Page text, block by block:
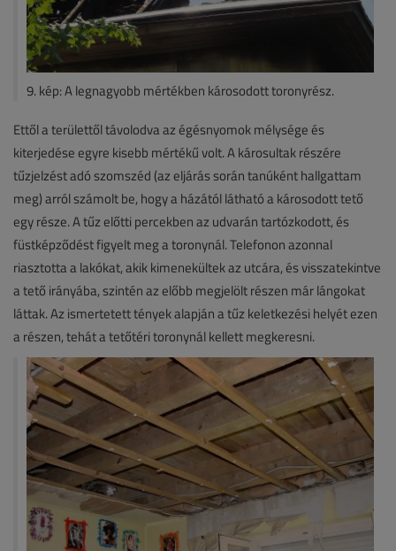
9. kép: A legnagyobb mértékben károsodott toronyrész.
Ettől a területtől távolodva az égésnyomok mélysége és
kiterjedése egyre kisebb mértékű volt. A károsultak részére
tűzjelzést adó szomszéd (az eljárás során tanúként hallgattam
meg) arról számolt be, hogy a házától látható a károsodott tető
egy része. A tűz előtti percekben az udvarán tartózkodott, és
füstképződést figyelt meg a toronynál. Telefonon azonnal
riasztotta a lakókat, akik kimenekültek az utcára, és visszatekintve
a tető irányába, szintén az előbb megjelölt részen már lángokat
láttak. Az ismertetett tények alapján a tűz keletkezési helyét ezen
a részen, tehát a tetőtéri toronynál kellett megkeresni.